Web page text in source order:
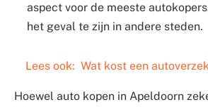
aspect voor de meeste
het geval te zijn in andere steden.
Lees ook: Wat kost een
Hoewel auto kopen in Apeldoorn